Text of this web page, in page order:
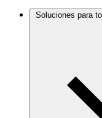
Soluciones para